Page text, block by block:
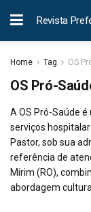
Revista
Home Tag OS
OS Pró-
A OS Pró-Saúde
serviços
Pastor, sob sua
referência de
Mirim (RO),
abordagem